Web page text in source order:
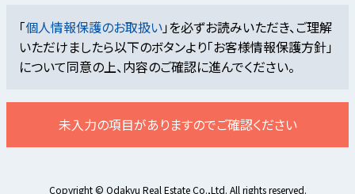
「個人情報保護のお取扱い」を必ずお読みいただき、ご理解
いただけましたら以下のボタンより「お客様情報保護方針」
について同意の上、内容のご確認に進んでください。
未入力の項目がありますのでご確認ください
Copyright © Odakyu Real Estate Co.,Ltd. All rights reserved.